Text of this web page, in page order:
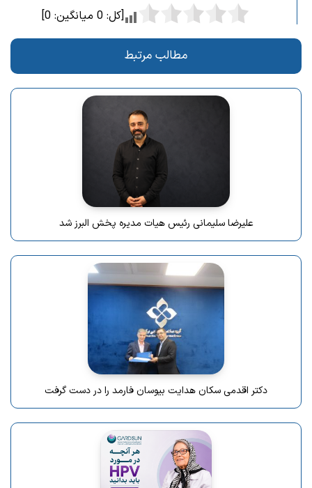
[کل: 0میانگین: 0
]
مطالب مرتبط
علیرضا سلیمانی رئیس هیات مدیره پخش البرز شد
دکتر اقدمی سکان هدایت بیوسان فارمد را در دست گرفت